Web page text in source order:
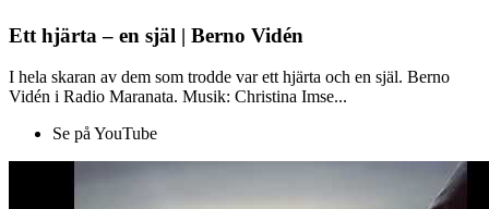
Ett hjärta – en själ | Berno Vidén
I hela skaran av dem som trodde var ett hjärta och en själ. Berno
Vidén i Radio Maranata. Musik: Christina Imse...
Se på YouTube